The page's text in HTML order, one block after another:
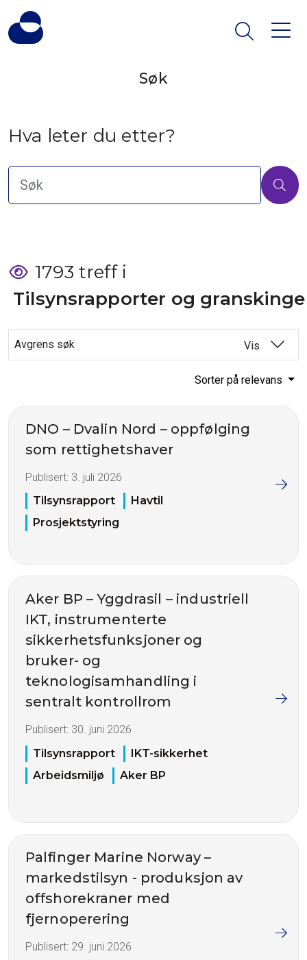
Søk
Hva leter du etter?
1793 treff i
Tilsynsrapporter og
Avgrens søk Vis
Sorter på relevans
DNO – Dvalin Nord – oppfølging
som rettighetshaver
Publisert: 3. juli 2026
Tilsynsrapport
Havtil
Prosjektstyring
Aker BP – Yggdrasil – industriell
IKT, instrumenterte
sikkerhetsfunksjoner og
bruker- og
teknologisamhandling i
sentralt kontrollrom
Publisert: 30. juni 2026
Tilsynsrapport
IKT-sikkerhet
Arbeidsmiljø
Aker BP
Palfinger Marine Norway –
markedstilsyn - produksjon av
offshorekraner med
fjernoperering
Publisert: 29. juni 2026